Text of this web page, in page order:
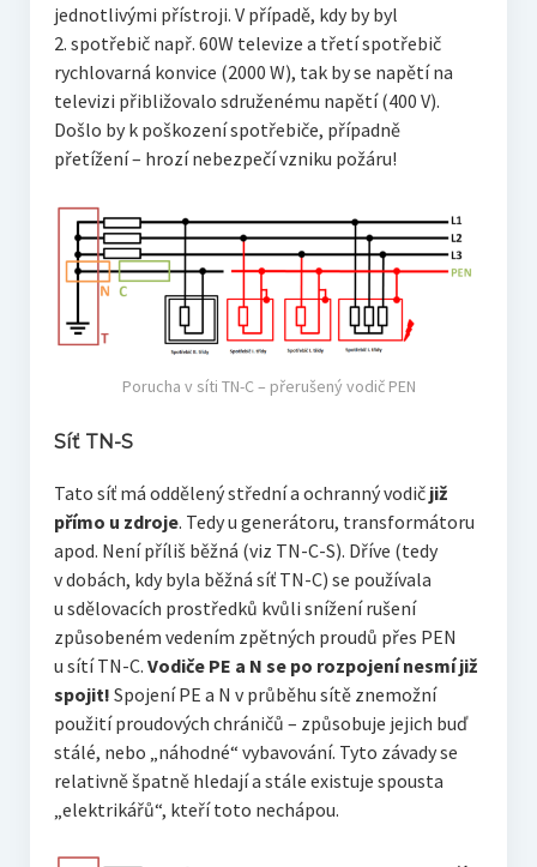
jednotlivými přístroji. V případě, kdy by byl
2. spotřebič např. 60W televize a třetí spotřebič
rychlovarná konvice (2000 W), tak by se napětí na
televizi přibližovalo sdruženému napětí (400 V).
Došlo by k poškození spotřebiče, případně
přetížení – hrozí nebezpečí vzniku požáru!
Porucha v síti TN-C – přerušený vodič PEN
Síť TN-S
Tato síť má oddělený střední a ochranný vodič již
přímo u zdroje. Tedy u generátoru, transformátoru
apod. Není příliš běžná (viz TN-C-S). Dříve (tedy
v dobách, kdy byla běžná síť TN-C) se používala
u sdělovacích prostředků kvůli snížení rušení
způsobeném vedením zpětných proudů přes PEN
u sítí TN-C. Vodiče PE a N se po rozpojení nesmí již
spojit! Spojení PE a N v průběhu sítě znemožní
použití proudových chráničů – způsobuje jejich buď
stálé, nebo „náhodné“ vybavování. Tyto závady se
relativně špatně hledají a stále existuje spousta
„elektrikářů“, kteří toto nechápou.